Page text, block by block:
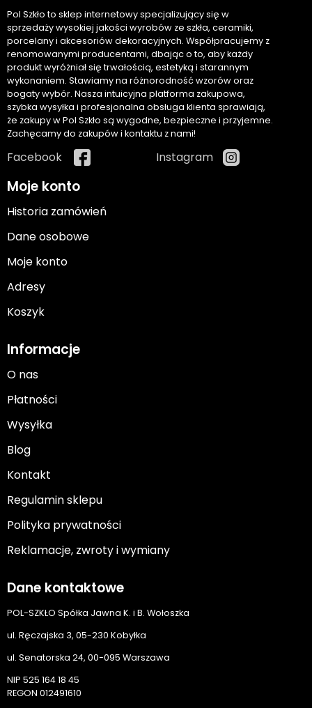
Pol Szkło to sklep internetowy specjalizujący się w
sprzedaży wysokiej jakości wyrobów ze szkła, ceramiki,
porcelany i akcesoriów dekoracyjnych. Współpracujemy z
renomowanymi producentami, dbając o to, aby każdy
produkt wyróżniał się trwałością, estetyką i starannym
wykonaniem. Stawiamy na różnorodność wzorów oraz
bogaty wybór. Nasza intuicyjna platforma zakupowa,
szybka wysyłka i profesjonalna obsługa klienta sprawiają,
że zakupy w Pol Szkło są wygodne, bezpieczne i przyjemne.
Zachęcamy do zakupów i kontaktu z nami!
Facebook Instagram
Moje konto
Historia zamówień
Dane osobowe
Moje konto
Adresy
Koszyk
Informacje
O nas
Płatności
Wysyłka
Blog
Kontakt
Regulamin sklepu
Polityka prywatności
Reklamacje, zwroty i wymiany
Dane kontaktowe
POL-SZKŁO Spółka Jawna K. i B. Wołoszka
ul. Ręczajska 3, 05-230 Kobyłka
ul. Senatorska 24, 00-095 Warszawa
NIP 525 164 18 45
REGON 012491610